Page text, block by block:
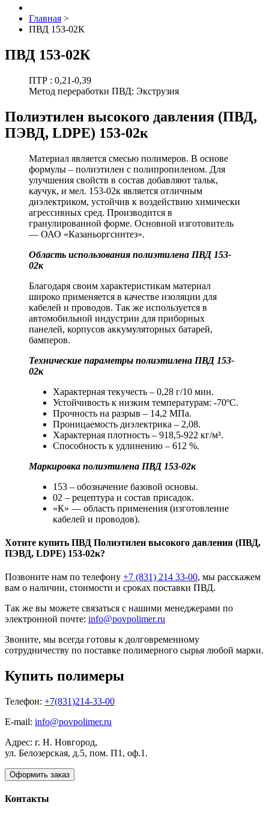
Главная >
ПВД 153-02К
ПВД 153-02К
ПТР : 0,21-0,39
Метод переработки ПВД: Экструзия
Полиэтилен высокого давления (ПВД,
ПЭВД, LDPE) 153-02к
Материал является смесью полимеров. В основе
формулы – полиэтилен с полипропиленом. Для
улучшения свойств в состав добавляют тальк,
каучук, и мел. 153-02к является отличным
диэлектриком, устойчив к воздействию химически
агрессивных сред. Производится в
гранулированной форме. Основной изготовитель
— ОАО «Казаньоргсинтез».
Область использования полиэтилена ПВД 153-
02к
Благодаря своим характеристикам материал
широко применяется в качестве изоляции для
кабелей и проводов. Так же используется в
автомобильной индустрии для приборных
панелей, корпусов аккумуляторных батарей,
бамперов.
Технические параметры полиэтилена ПВД 153-
02к
Характерная текучесть – 0,28 г/10 мин.
Устойчивость к низким температурам: -70ºC.
Прочность на разрыв – 14,2 МПа.
Проницаемость диэлектрика – 2,08.
Характерная плотность – 918,5-922 кг/м³.
Способность к удлинению – 612 %.
Маркировка полиэтилена ПВД 153-02к
153 – обозначение базовой основы.
02 – рецептура и состав присадок.
«К» — область применения (изготовление
кабелей и проводов).
Хотите купить ПВД Полиэтилен высокого давления (ПВД,
ПЭВД, LDPE) 153-02к?
Позвоните нам по телефону +7 (831) 214 33-00, мы расскажем
вам о наличии, стоимости и сроках поставки ПВД.
Так же вы можете связаться с нашими менеджерами по
электронной почте: info@povpolimer.ru
Звоните, мы всегда готовы к долговременному
сотрудничеству по поставке полимерного сырья любой марки.
Купить полимеры
Телефон: +7(831)214-33-00
E-mail: info@povpolimer.ru
Адрес: г. Н. Новгород,
ул. Белозерская, д.5, пом. П1, оф.1.
Оформить заказ
Контакты